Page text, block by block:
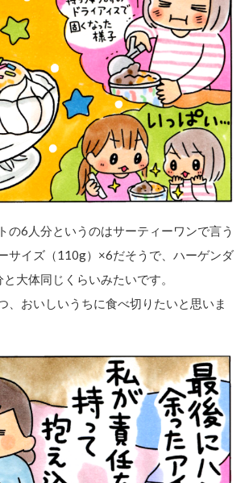
の6人分というのはサーティーワンで言う
サイズ（110g）×6だそうで、ハーゲンダ
大体同じくらいみたいです。
、おいしいうちに食べ切りたいと思いま